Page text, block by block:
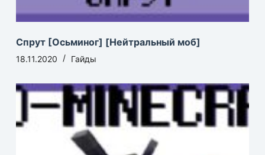
Спрут [Осьминог] [Нейтральный моб]
18.11.2020 Гайды